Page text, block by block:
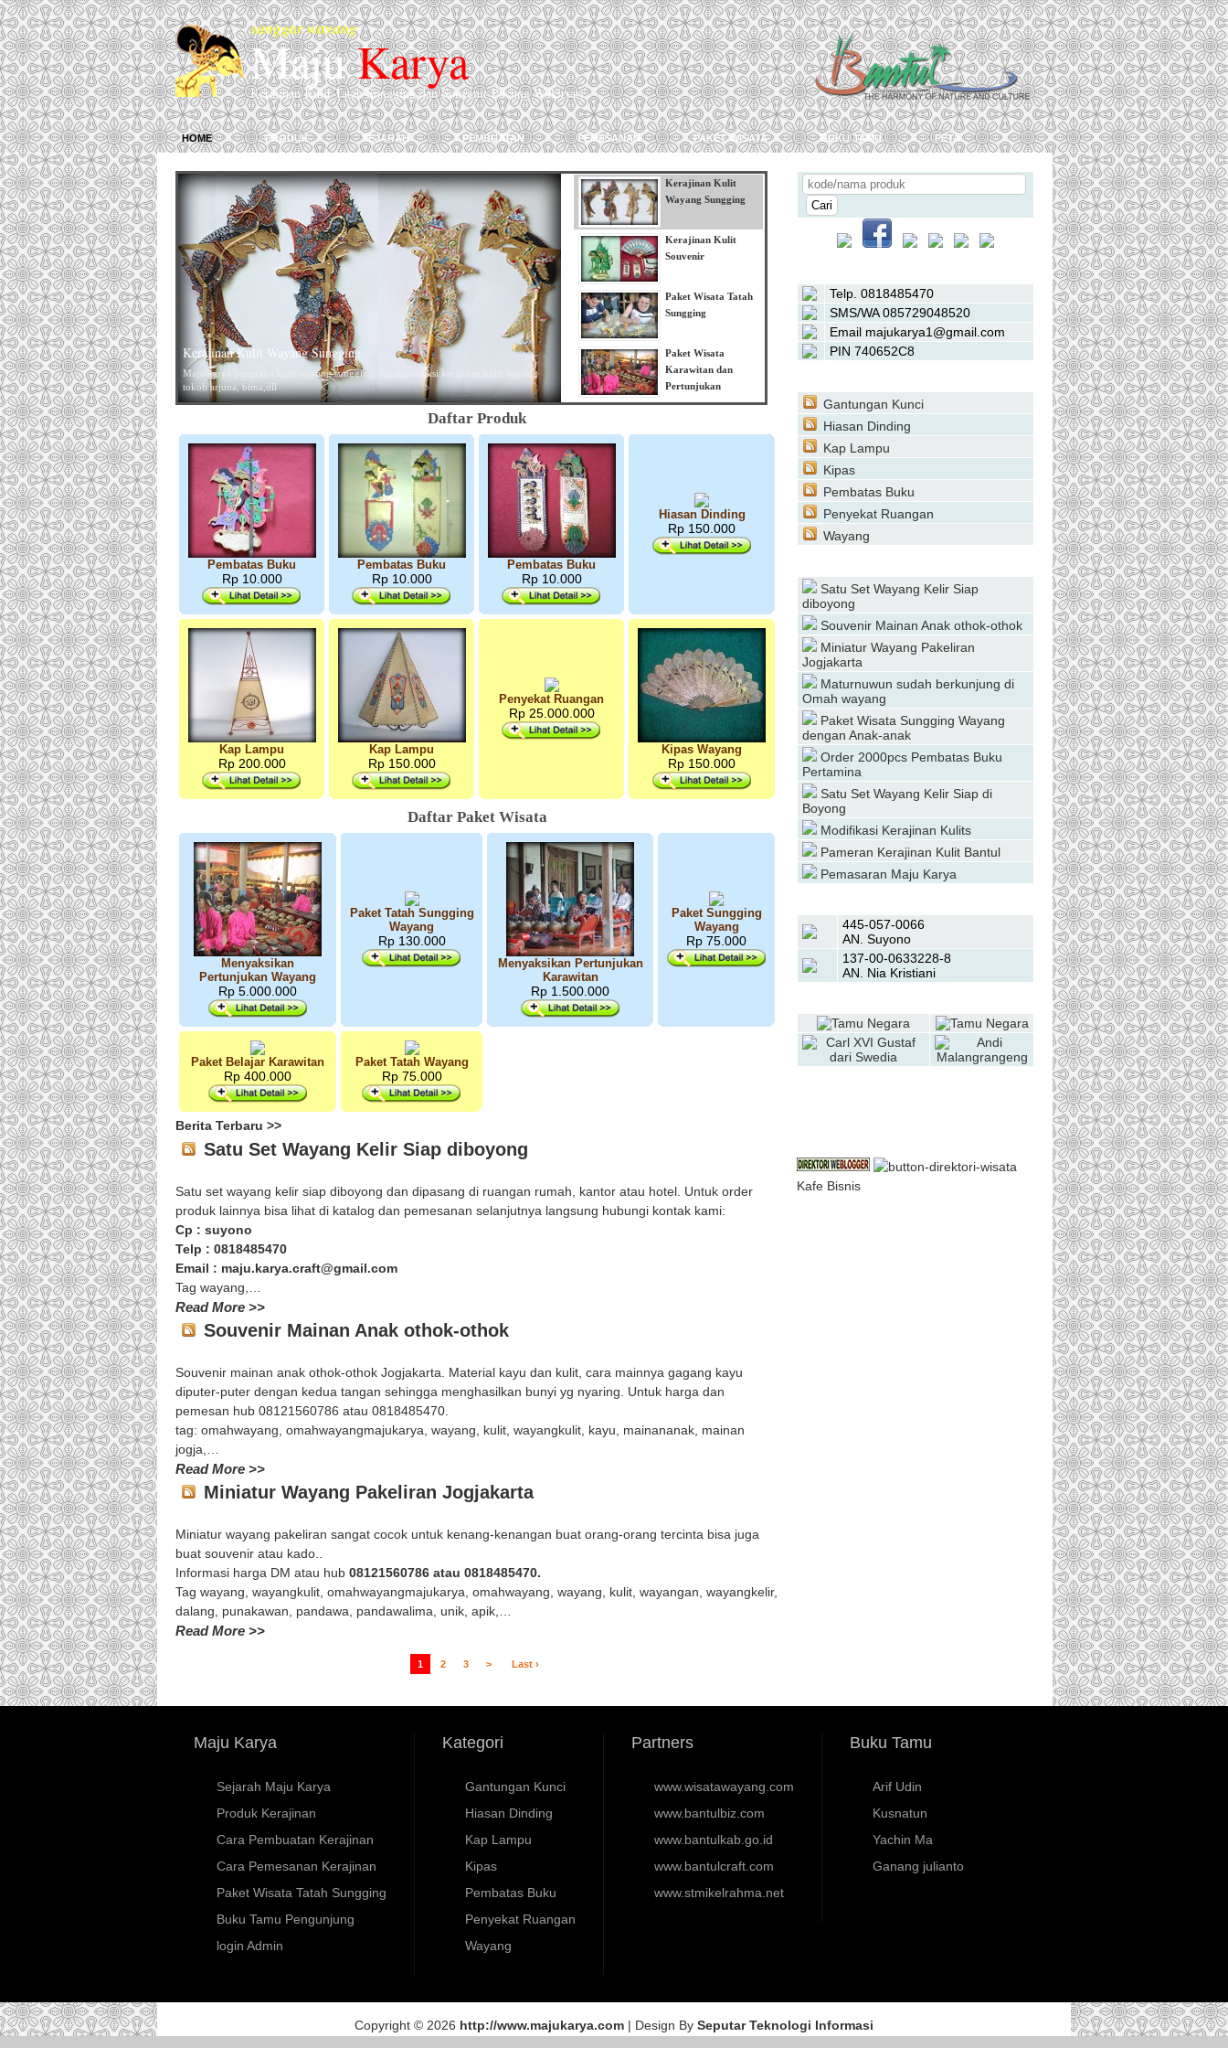
sanggar wayang
MajuKarya
Kerajinan Kulit Tatah Sungging dan Souvenir Pucung Wukirsari
home produk sejarah pembuatan pemesanan paket wisata buku tamu peta
Kerajinan Kulit
Wayang Sungging
Kerajinan Kulit
Souvenir
Paket Wisata Tatah
Sungging
Paket Wisata
Karawitan dan
Pertunjukan
Kerajinan Kulit Wayang Sungging
Maju karya pengrajin kulit wayang sungging. Memproduksi kerajinan kulit wayang
tokoh arjuna, bima,dll
....
Daftar Produk
Pembatas Buku
Rp 10.000
Pembatas Buku
Rp 10.000
Pembatas Buku
Rp 10.000
Hiasan Dinding
Rp 150.000
Kap Lampu
Rp 200.000
Kap Lampu
Rp 150.000
Penyekat Ruangan
Rp 25.000.000
Kipas Wayang
Rp 150.000
Daftar Paket Wisata
Menyaksikan
Pertunjukan Wayang
Rp 5.000.000
Paket Tatah Sungging
Wayang
Rp 130.000
Menyaksikan Pertunjukan
Karawitan
Rp 1.500.000
Paket Sungging
Wayang
Rp 75.000
Paket Belajar Karawitan
Rp 400.000
Paket Tatah Wayang
Rp 75.000
Berita Terbaru >>
Satu Set Wayang Kelir Siap diboyong
Satu set wayang kelir siap diboyong dan dipasang di ruangan rumah, kantor atau hotel. Untuk order
produk lainnya bisa lihat di katalog dan pemesanan selanjutnya langsung hubungi kontak kami:
Cp : suyono
Telp : 0818485470
Email : maju.karya.craft@gmail.com
Tag wayang,…
Read More >>
Souvenir Mainan Anak othok-othok
Souvenir mainan anak othok-othok Jogjakarta. Material kayu dan kulit, cara mainnya gagang kayu
diputer-puter dengan kedua tangan sehingga menghasilkan bunyi yg nyaring. Untuk harga dan
pemesan hub 08121560786 atau 0818485470.
tag: omahwayang, omahwayangmajukarya, wayang, kulit, wayangkulit, kayu, mainananak, mainan
jogja,…
Read More >>
Miniatur Wayang Pakeliran Jogjakarta
Miniatur wayang pakeliran sangat cocok untuk kenang-kenangan buat orang-orang tercinta bisa juga
buat souvenir atau kado..
Informasi harga DM atau hub 08121560786 atau 0818485470.
Tag wayang, wayangkulit, omahwayangmajukarya, omahwayang, wayang, kulit, wayangan, wayangkelir,
dalang, punakawan, pandawa, pandawalima, unik, apik,…
Read More >>
1 2 3 > Last ›
Telp. 0818485470
SMS/WA 085729048520
Email majukarya1@gmail.com
PIN 740652C8
Gantungan Kunci
Hiasan Dinding
Kap Lampu
Kipas
Pembatas Buku
Penyekat Ruangan
Wayang
Satu Set Wayang Kelir Siap
diboyong
Souvenir Mainan Anak othok-othok
Miniatur Wayang Pakeliran
Jogjakarta
Maturnuwun sudah berkunjung di
Omah wayang
Paket Wisata Sungging Wayang
dengan Anak-anak
Order 2000pcs Pembatas Buku
Pertamina
Satu Set Wayang Kelir Siap di
Boyong
Modifikasi Kerajinan Kulits
Pameran Kerajinan Kulit Bantul
Pemasaran Maju Karya
445-057-0066
AN. Suyono
137-00-0633228-8
AN. Nia Kristiani
Kafe Bisnis
Maju Karya
Sejarah Maju Karya
Produk Kerajinan
Cara Pembuatan Kerajinan
Cara Pemesanan Kerajinan
Paket Wisata Tatah Sungging
Buku Tamu Pengunjung
login Admin
Kategori
Gantungan Kunci
Hiasan Dinding
Kap Lampu
Kipas
Pembatas Buku
Penyekat Ruangan
Wayang
Partners
www.wisatawayang.com
www.bantulbiz.com
www.bantulkab.go.id
www.bantulcraft.com
www.stmikelrahma.net
Buku Tamu
Arif Udin
Kusnatun
Yachin Ma
Ganang julianto
Copyright © 2026 http://www.majukarya.com | Design By Seputar Teknologi Informasi